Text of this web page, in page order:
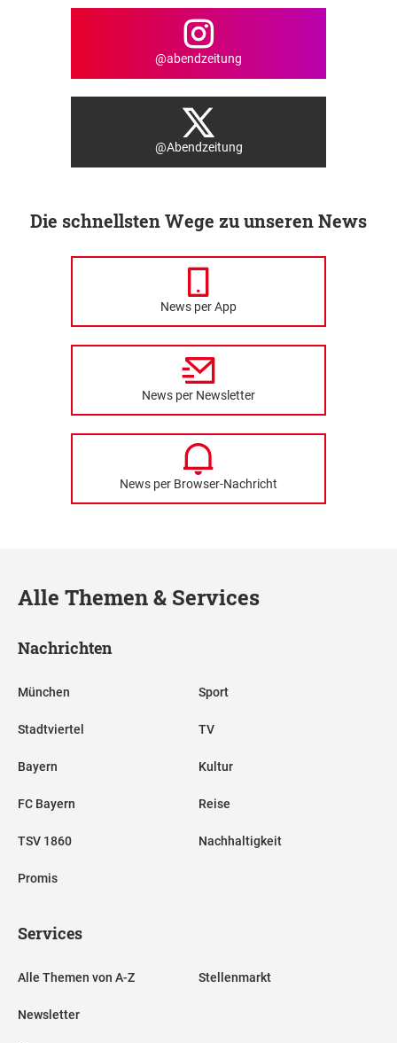
@abendzeitung
@Abendzeitung
Die schnellsten Wege zu unseren News
News per App
News per Newsletter
News per Browser-Nachricht
Alle Themen & Services
Nachrichten
München
Stadtviertel
Bayern
FC Bayern
TSV 1860
Promis
Sport
TV
Kultur
Reise
Nachhaltigkeit
Services
Alle Themen von A-Z
Newsletter
Stellenmarkt